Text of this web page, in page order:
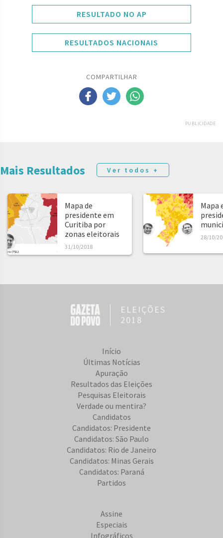
RESULTADO NO AP
RESULTADOS NACIONAIS
COMPARTILHAR
PUBLICIDADE
Mais Resultados Ver todos +
Mapa de
presidente em
Curitiba por
zonas eleitorais
31/10/2018
Mapa
28/10/
ELEIÇÕES
2018
Início
Últimas Notícias
Apuração
Resultados das Eleições
Pesquisas Eleitorais
Verdade ou mentira?
Candidatos
Candidatos: Presidente
Candidatos: São Paulo
Candidatos: Rio de Janeiro
Candidatos: Minas Gerais
Candidatos: Paraná
Partidos
Assine
Especiais
Infográficos